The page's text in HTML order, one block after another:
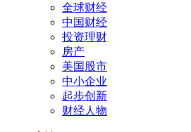
全球财经
中国财经
投资理财
房产
美国股市
中小企业
起步创新
财经人物